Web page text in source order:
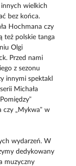
innych wielkich
bez końca.
Hochmana czy
też polskie tanga
Olgi
Przed nami
z sezonu
innymi spektakl
Michała
czy „Mykwa” w
wydarzeń. W
dedykowany
muzyczny